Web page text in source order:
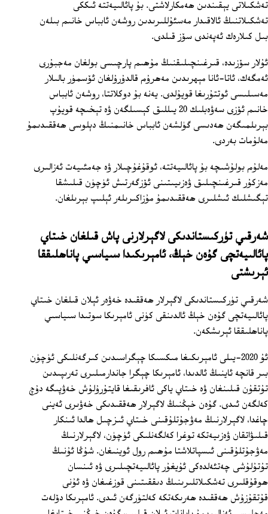
تەشكىلاتى يېقىندىن ھەمكارلاشتى. بۇ پائالىيەتتە ئىككى
تەشكىلاتنىڭ ئالاقىدار مەسئۇللىرىدىن روشەن ئابباس خانىم بىلەن
بىل كىلارەك ئەپەندى سۆز قىلدى.
ئۇلار سۆزىدە، قىرغىنچىلىقنىڭ مۇھىم پارچىسى بولغان مەجبۇرى
ئەمگەك، ئاتا-ئانا مېھرىدىن مەھرۇم قالدۇرۇلغان ئۆسمۈر بالىلار
مەسىلىسى ئوتتۇرىغا قويۇلدى. يەنە بۇ دوكلاتتا، روشەن ئابباس
خانىم ئۆزى سەۋەبلىك 20 يىللىق كېسىلگەن ۋە تېخىچە قويۇپ
بېرىلمىگەن ھەدىسى گۈلشەن ئابباس خانىمنىڭ دېلوسى ھەققىدىمۇ
مەلۇمات بەردى.
مەلۇم بولۇشىچە بۇ پائالىيەتتە، ئوقۇغۇچىلار ۋە جەمئىيەت ئەزالىرى
مەزكۇر قىرغىنچىلىق ۋەزىيىتىنى ئۆزگەرتىش ئۈچۈن قىلىشقا
تېگىشلىك ئىشلىرى ھەققىدىمۇ مۇزاكىرىلەر ئېلىپ بېرىلغان.
شەرقىي تۈركىستاندىكى لاگېرلارنى پاش قىلغان خىتاي
پائالىيەتچى گۇەن خېڭ، ئامېرىكىدا سىياسىي پاناھلىققا
ئېرىشتى
شەرقىي تۈركىستاندىكى لاگېرلار ھەققىدە خەۋەر ئېلان قىلغان خىتاي
پائالىيەتچى گۇەن خېڭ ئالدىنقى كۈنى ئامېرىكا سوتىدا سىياسىي
پاناھلىققا ئېرىشكەن.
ئۇ 2020-يىلى ئامېرىكىغا مىكسىكا چېگراسىدىن كىرگەنلىكى ئۈچۈن
بىر قانچە ئاينىڭ ئالدىدا، ئامېرىكا چېگرا جاندارمىلىرى تەرىپىدىن
تۇتقۇن قىلىنغان ۋە خىتاي ياكى ئافرىقىغا قايتۇرۇلۇش خەۋپىگە دۇچ
كەلگەن ئىدى. گۇەن خېڭنىڭ لاگېرلار ھەققىدىكى خەۋىرى ئەينى
چاغدا، لاگېرلارنىڭ مەۋجۇتلۇقىنى خىتاي ئىزچىل ھالدا ئىنكار
قىلىۋاتقان ۋەزىيەتكە توغرا كەلگەنلىكى ئۈچۈن، لاگېرلارنىڭ
مەۋجۇتلۇقىنى ئىسپاتلاشتا مۇھىم رول ئوينىغان. شۇڭا ئۇنىڭ
تۇتۇلۇشى چەتئەلدەكى ئۇيغۇر پائالىيەتچىلىرى ۋە ئىنسان
ھوقۇقلىرى تەشكىلاتلىرىنىڭ دىققىتىنى قوزغىغان ۋە ئۇنى
قۇتقۇزۇش ھەققىدە ھەرىكەتكە كەلتۈرگەن ئىدى. ئامېرىكا دۆلەت